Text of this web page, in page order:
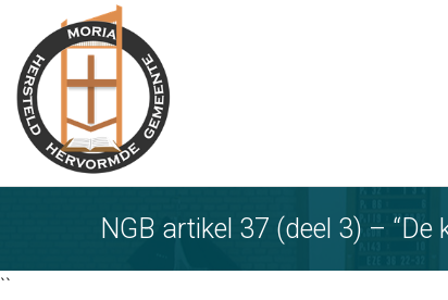
tekst
NGB artikel 37 (deel 3) – “De
``